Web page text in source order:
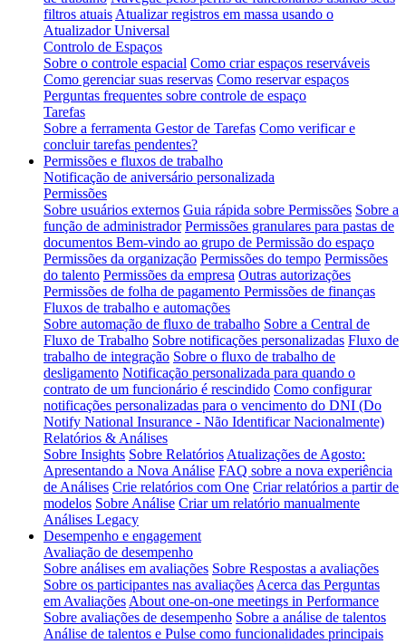
filtros atuais Atualizar registros em massa usando o
Atualizador Universal
Controlo de Espaços
Sobre o controle espacial Como criar espaços reserváveis
Como gerenciar suas reservas Como reservar espaços
Perguntas frequentes sobre controle de espaço
Tarefas
Sobre a ferramenta Gestor de Tarefas Como verificar e
concluir tarefas pendentes?
Permissões e fluxos de trabalho
Notificação de aniversário personalizada
Permissões
Sobre usuários externos Guia rápida sobre Permissões Sobre a
função de administrador Permissões granulares para pastas de
documentos Bem-vindo ao grupo de Permissão do espaço
Permissões da organização Permissões do tempo Permissões
do talento Permissões da empresa Outras autorizações
Permissões de folha de pagamento Permissões de finanças
Fluxos de trabalho e automações
Sobre automação de fluxo de trabalho Sobre a Central de
Fluxo de Trabalho Sobre notificações personalizadas Fluxo de
trabalho de integração Sobre o fluxo de trabalho de
desligamento Notificação personalizada para quando o
contrato de um funcionário é rescindido Como configurar
notificações personalizadas para o vencimento do DNI (Do
Notify National Insurance - Não Identificar Nacionalmente)
Relatórios & Análises
Sobre Insights Sobre Relatórios Atualizações de Agosto:
Apresentando a Nova Análise FAQ sobre a nova experiência
de Análises Crie relatórios com One Criar relatórios a partir de
modelos Sobre Análise Criar um relatório manualmente
Análises Legacy
Desempenho e engagement
Avaliação de desempenho
Sobre análises em avaliações Sobre Respostas a avaliações
Sobre os participantes nas avaliações Acerca das Perguntas
em Avaliações About one-on-one meetings in Performance
Sobre avaliações de desempenho Sobre a análise de talentos
Análise de talentos e Pulse como funcionalidades principais